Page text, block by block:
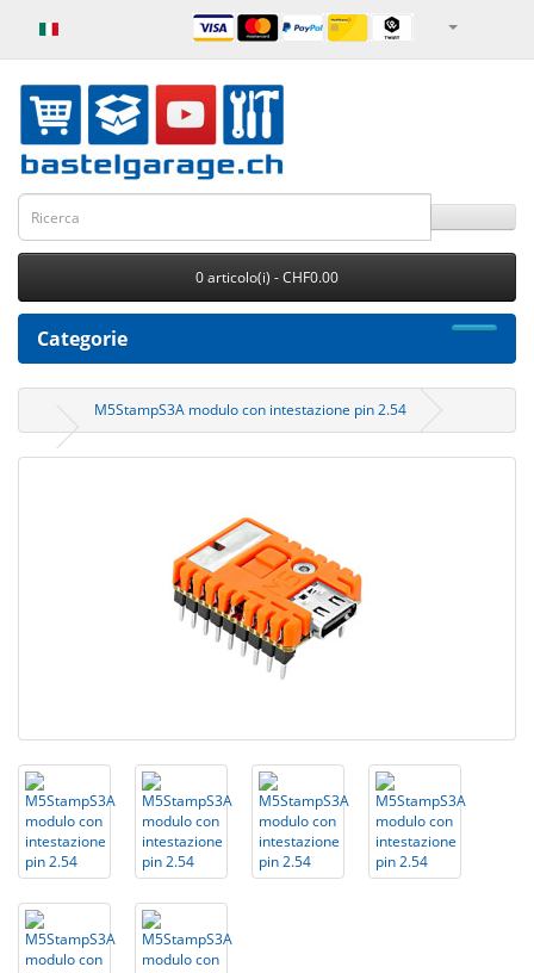
0 articolo(i) - CHF0.00
Categorie
M5StampS3A modulo con intestazione pin 2.54